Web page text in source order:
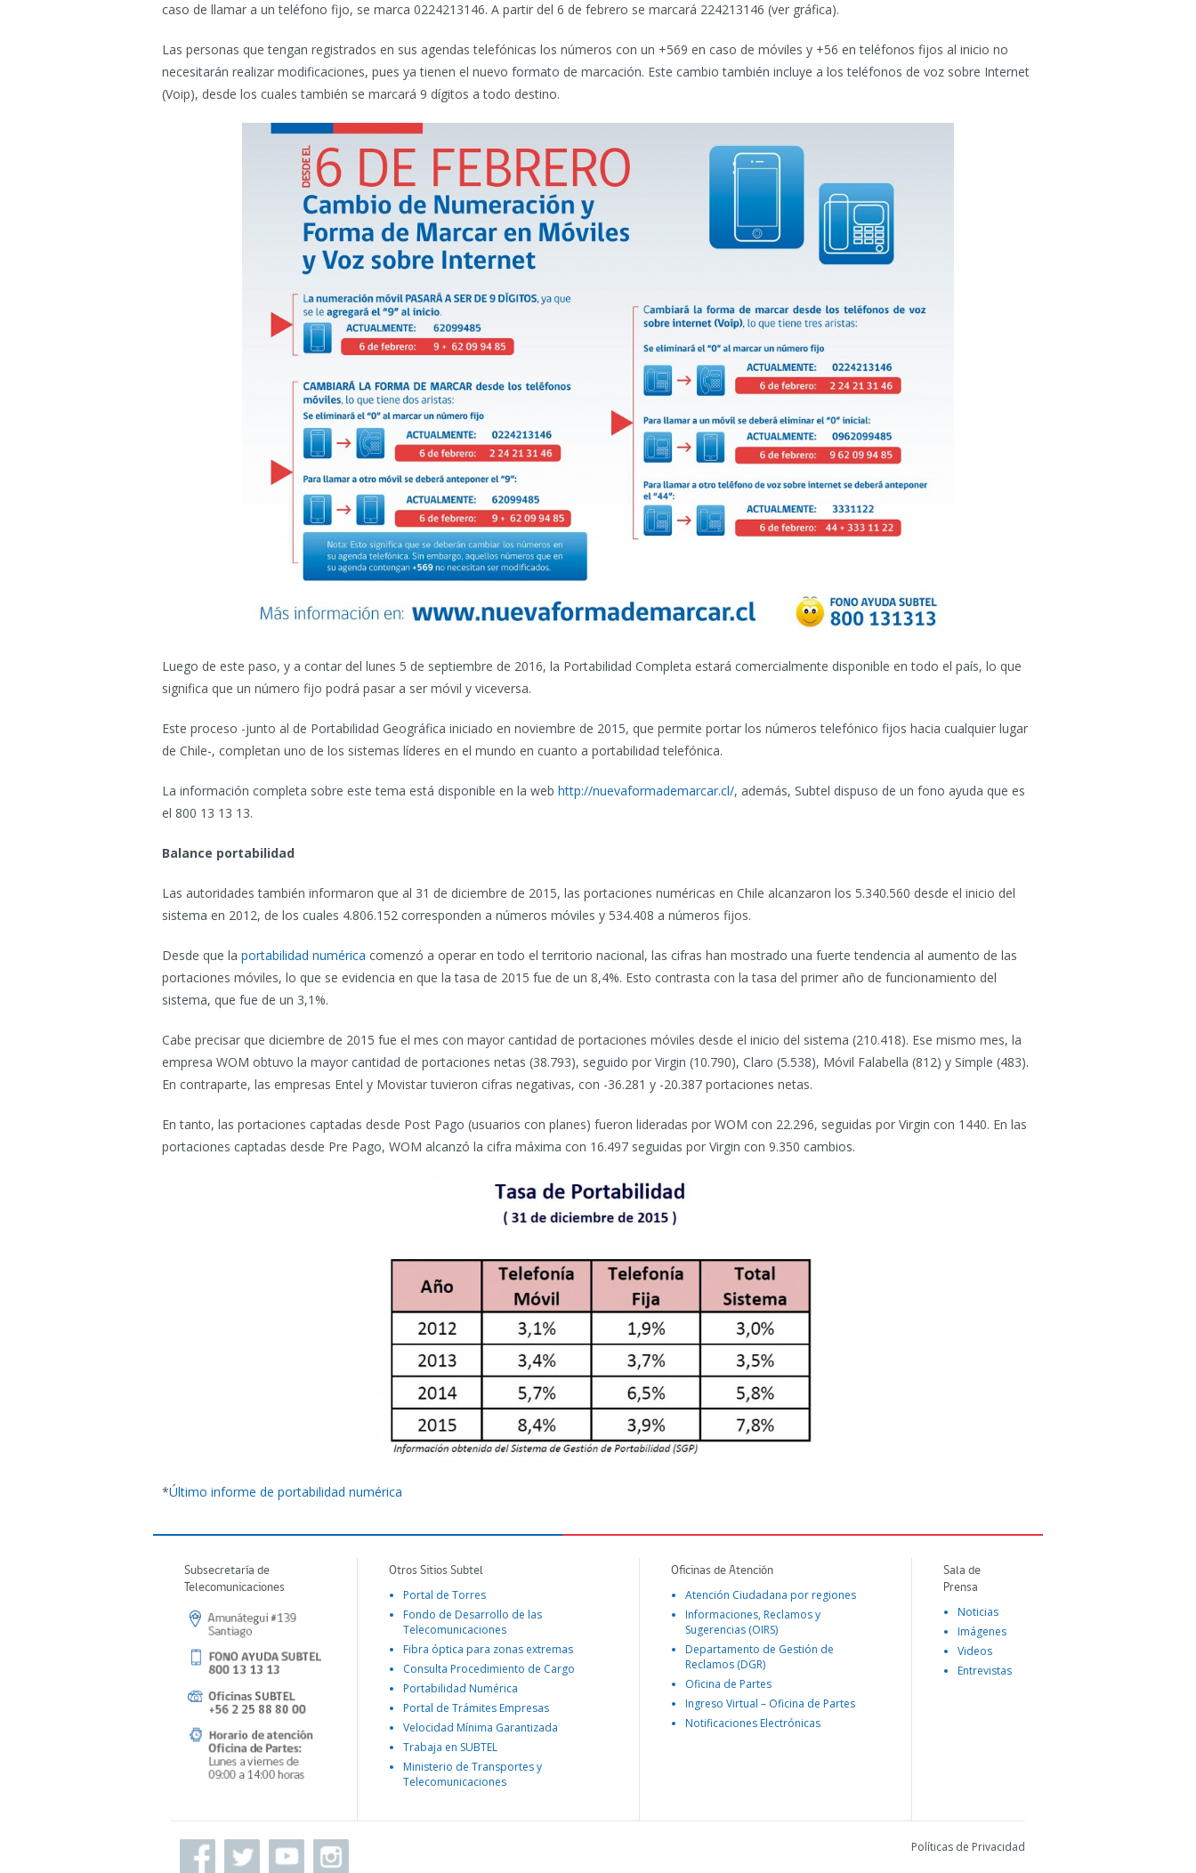
caso de llamar a un teléfono fijo, se marca 0224213146. A partir del 6 de febrero se marcará 224213146 (ver gráfica).
Las personas que tengan registrados en sus agendas telefónicas los números con un +569 en caso de móviles y +56 en teléfonos fijos al inicio no
necesitarán realizar modificaciones, pues ya tienen el nuevo formato de marcación. Este cambio también incluye a los teléfonos de voz sobre Internet
(Voip), desde los cuales también se marcará 9 dígitos a todo destino.
Luego de este paso, y a contar del lunes 5 de septiembre de 2016, la Portabilidad Completa estará comercialmente disponible en todo el país, lo que
significa que un número fijo podrá pasar a ser móvil y viceversa.
Este proceso -junto al de Portabilidad Geográfica iniciado en noviembre de 2015, que permite portar los números telefónico fijos hacia cualquier lugar
de Chile-, completan uno de los sistemas líderes en el mundo en cuanto a portabilidad telefónica.
La información completa sobre este tema está disponible en la web http://nuevaformademarcar.cl/, además, Subtel dispuso de un fono ayuda que es
el 800 13 13 13.
Balance portabilidad
Las autoridades también informaron que al 31 de diciembre de 2015, las portaciones numéricas en Chile alcanzaron los 5.340.560 desde el inicio del
sistema en 2012, de los cuales 4.806.152 corresponden a números móviles y 534.408 a números fijos.
Desde que la portabilidad numérica comenzó a operar en todo el territorio nacional, las cifras han mostrado una fuerte tendencia al aumento de las
portaciones móviles, lo que se evidencia en que la tasa de 2015 fue de un 8,4%. Esto contrasta con la tasa del primer año de funcionamiento del
sistema, que fue de un 3,1%.
Cabe precisar que diciembre de 2015 fue el mes con mayor cantidad de portaciones móviles desde el inicio del sistema (210.418). Ese mismo mes, la
empresa WOM obtuvo la mayor cantidad de portaciones netas (38.793), seguido por Virgin (10.790), Claro (5.538), Móvil Falabella (812) y Simple (483).
En contraparte, las empresas Entel y Movistar tuvieron cifras negativas, con -36.281 y -20.387 portaciones netas.
En tanto, las portaciones captadas desde Post Pago (usuarios con planes) fueron lideradas por WOM con 22.296, seguidas por Virgin con 1440. En las
portaciones captadas desde Pre Pago, WOM alcanzó la cifra máxima con 16.497 seguidas por Virgin con 9.350 cambios.
*Último informe de portabilidad numérica
Subsecretaría de
Telecomunicaciones
Otros Sitios Subtel
Portal de Torres
Fondo de Desarrollo de las
Telecomunicaciones
Fibra óptica para zonas extremas
Consulta Procedimiento de Cargo
Portabilidad Numérica
Portal de Trámites Empresas
Velocidad Mínima Garantizada
Trabaja en SUBTEL
Ministerio de Transportes y
Telecomunicaciones
Oficinas de Atención
Atención Ciudadana por regiones
Informaciones, Reclamos y
Sugerencias (OIRS)
Departamento de Gestión de
Reclamos (DGR)
Oficina de Partes
Ingreso Virtual – Oficina de Partes
Notificaciones Electrónicas
Sala de
Prensa
Noticias
Imágenes
Videos
Entrevistas
Políticas de Privacidad